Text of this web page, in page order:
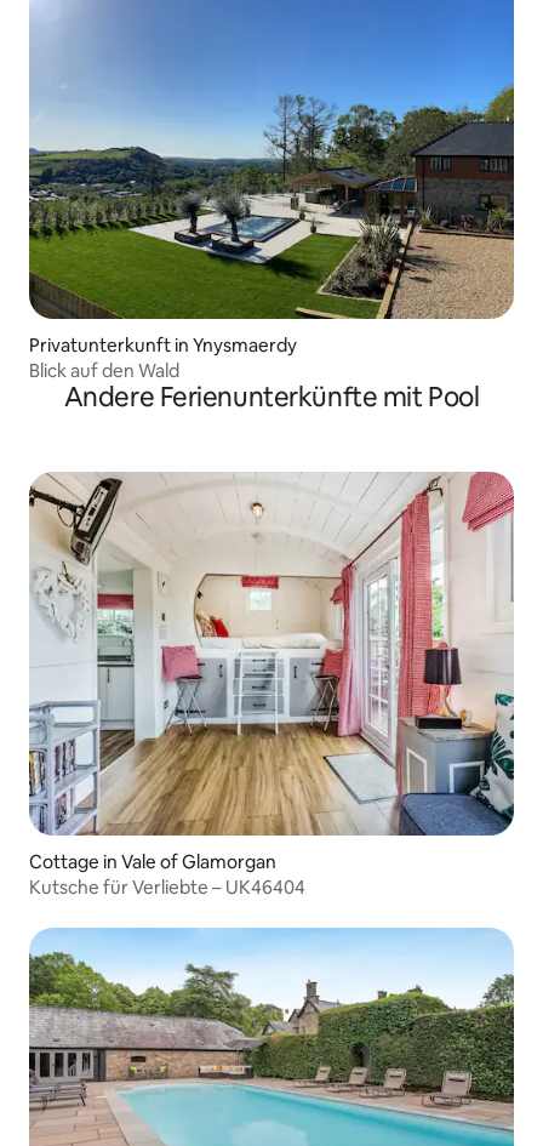
Privatunterkunft in Ynysmaerdy
Blick auf den Wald
Andere Ferienunterkünfte mit Pool
Cottage in Vale of Glamorgan
Kutsche für Verliebte – UK46404